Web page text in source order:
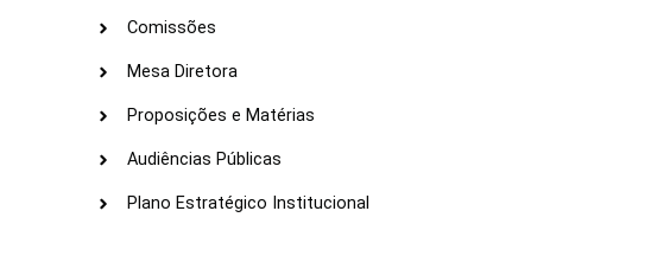
Comissões
Mesa Diretora
Proposições e Matérias
Audiências Públicas
Plano Estratégico Institucional